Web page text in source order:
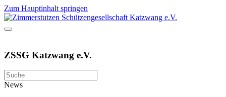
Zum Hauptinhalt springen
ZSSG Katzwang e.V.
News